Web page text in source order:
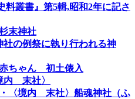
料叢書』第5輯,昭和2年に記さ
末神社
社の例祭に執り行われる神
ちゃん 初土俵入
内 末社〉
・〈境内 末社〉船魂神社（ふ